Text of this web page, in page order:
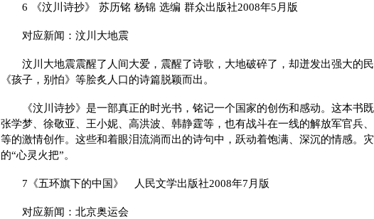
6 《汶川诗抄》 苏历铭 杨锦 选编 群众出版社2008年5月版
对应新闻：汶川大地震
汶川大地震震醒了人间大爱，震醒了诗歌，大地破碎了，却迸发出强大的
《孩子，别怕》等脍炙人口的诗篇脱颖而出。
《汶川诗抄》是一部真正的时光书，铭记一个国家的创伤和感动。这本书
张学梦、徐敬亚、王小妮、高洪波、韩静霆等，也有战斗在一线的解放军官兵
等的激情创作。这些和着眼泪流淌而出的诗句中，跃动着饱满、深沉的情感。
的“心灵火把”。
7《五环旗下的中国》 人民文学出版社2008年7月版
对应新闻：北京奥运会